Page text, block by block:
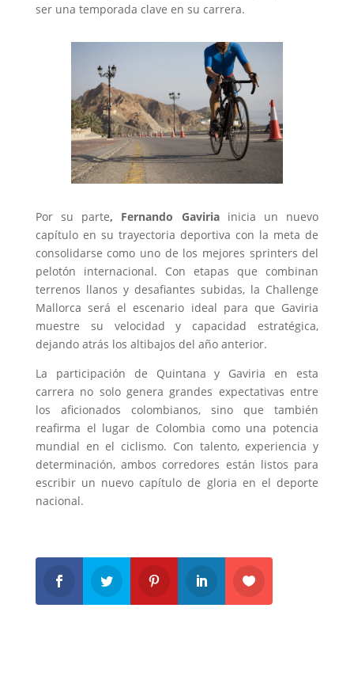
ser una temporada clave en su carrera.
Por su parte, Fernando Gaviriainicia un nuevo
capítulo en su trayectoria deportiva con la meta de
consolidarse como uno de los mejores sprinters del
pelotón internacional. Con etapas que combinan
terrenos llanos y desafiantes subidas, la Challenge
Mallorca será el escenario ideal para que Gaviria
muestre su velocidad y capacidad estratégica,
dejando atrás los altibajos del año anterior.
La participación de Quintana y Gaviria en esta
carrera no solo genera grandes expectativas entre
los aficionados colombianos, sino que también
reafirma el lugar de Colombia como una potencia
mundial en el ciclismo. Con talento, experiencia y
determinación, ambos corredores están listos para
escribir un nuevo capítulo de gloria en el deporte
nacional.